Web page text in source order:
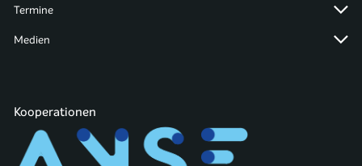
Termine
Medien
Kooperationen